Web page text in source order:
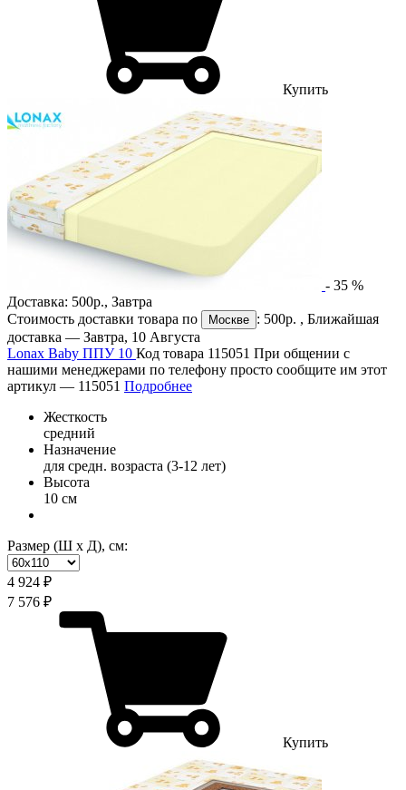
Купить
- 35 %
Доставка: 500р., Завтра
Стоимость доставки товара по
Москве : 500р. , Ближайшая
доставка — Завтра, 10 Августа
Lonax Baby ППУ 10 Код товара 115051 При общении с
нашими менеджерами по телефону просто сообщите им этот
артикул — 115051 Подробнее
Жесткость
средний
Назначение
для средн. возраста (3-12 лет)
Высота
10 см
Размер (Ш х Д), см:
4 924 ₽
7 576 ₽
Купить